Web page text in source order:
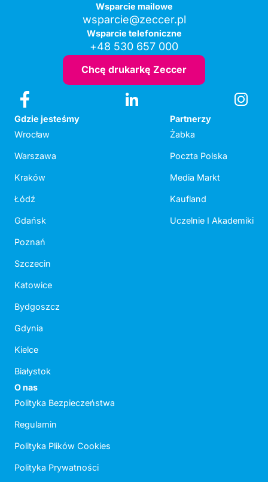
Wsparcie mailowe
wsparcie@zeccer.pl
Wsparcie telefoniczne
+48 530 657 000
Chcę drukarkę Zeccer
Gdzie jesteśmy
Wrocław
Warszawa
Kraków
Łódź
Gdańsk
Poznań
Szczecin
Katowice
Bydgoszcz
Gdynia
Kielce
Białystok
Partnerzy
Żabka
Poczta Polska
Media Markt
Kaufland
Uczelnie I Akademiki
O nas
Polityka Bezpieczeństwa
Regulamin
Polityka Plików Cookies
Polityka Prywatności